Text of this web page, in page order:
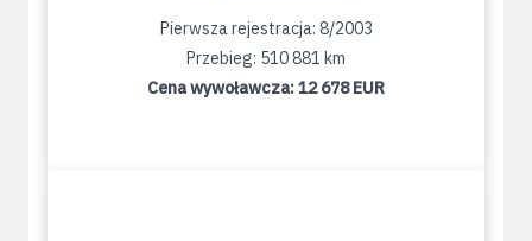
Pierwsza rejestracja: 8/2003
Przebieg: 510 881 km
Cena wywoławcza:12 678 EUR